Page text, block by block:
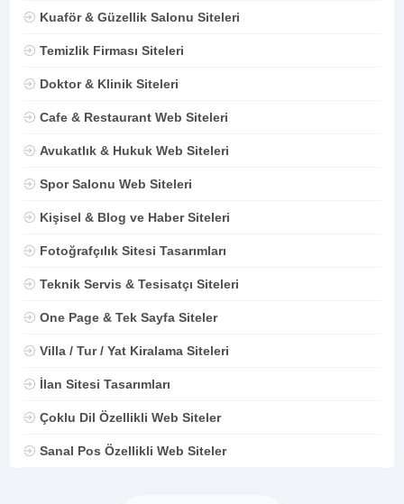
Kuaför & Güzellik Salonu Siteleri
Temizlik Firması Siteleri
Doktor & Klinik Siteleri
Cafe & Restaurant Web Siteleri
Avukatlık & Hukuk Web Siteleri
Spor Salonu Web Siteleri
Kişisel & Blog ve Haber Siteleri
Fotoğrafçılık Sitesi Tasarımları
Teknik Servis & Tesisatçı Siteleri
One Page & Tek Sayfa Siteler
Villa / Tur / Yat Kiralama Siteleri
İlan Sitesi Tasarımları
Çoklu Dil Özellikli Web Siteler
Sanal Pos Özellikli Web Siteler